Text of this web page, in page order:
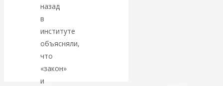
банковской
сфере России
уже начался
назад
в
институте
объясняли,
что
«закон»
и